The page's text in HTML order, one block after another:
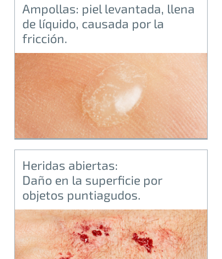
Ampollas: piel levantada, llena
de líquido, causada por la
fricción.
Heridas abiertas:
Daño en la superficie por
objetos puntiagudos.